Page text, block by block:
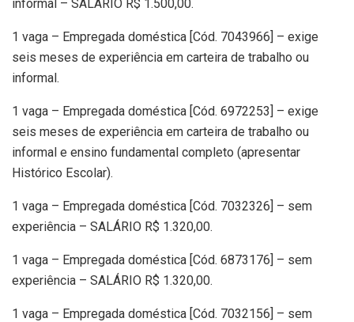
informal – SALÁRIO R$ 1.500,00.
1 vaga – Empregada doméstica [Cód. 7043966] – exige
seis meses de experiência em carteira de trabalho ou
informal.
1 vaga – Empregada doméstica [Cód. 6972253] – exige
seis meses de experiência em carteira de trabalho ou
informal e ensino fundamental completo (apresentar
Histórico Escolar).
1 vaga – Empregada doméstica [Cód. 7032326] – sem
experiência – SALÁRIO R$ 1.320,00.
1 vaga – Empregada doméstica [Cód. 6873176] – sem
experiência – SALÁRIO R$ 1.320,00.
1 vaga – Empregada doméstica [Cód. 7032156] – sem